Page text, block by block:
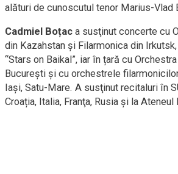
alături de cunoscutul tenor Marius-Vlad
Cadmiel Boțac a susţinut concerte cu
din Kazahstan și Filarmonica din
“Stars on Baikal”, iar în țară cu
Bucureşti și cu orchestrele
Iaşi, Satu-Mare. A susţinut recitaluri în
Croația, Italia, Franţa, Rusia și la Ateneul